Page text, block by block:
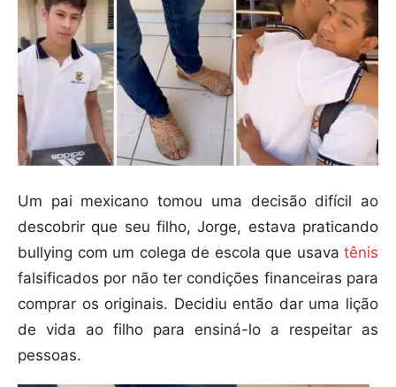
Um pai mexicano tomou uma decisão difícil ao
descobrir que seu filho, Jorge, estava praticando
bullying com um colega de escola que usava tênis
falsificados por não ter condições financeiras para
comprar os originais. Decidiu então dar uma lição
de vida ao filho para ensiná-lo a respeitar as
pessoas.